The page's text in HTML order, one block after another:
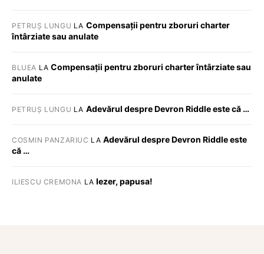
PETRUȘ LUNGU LA Compensații pentru zboruri charter
întârziate sau anulate
BLUEA LACompensații pentru zboruri charter întârziate sau
anulate
PETRUȘ LUNGU LA Adevărul despre Devron Riddle este că …
COSMIN PANZARIUC LA Adevărul despre Devron Riddle este
că …
ILIESCU CREMONA LA Iezer, papusa!